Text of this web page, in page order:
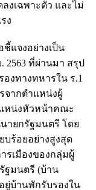
งเฉพาะตัว และไม่
ง
แจงอย่างเป็น
2563 ที่ผ่านมา สรุป
งทางทหารใน ร.1
จากตำแหน่งผู้
หน่งหัวหน้าคณะ
ายกรัฐมนตรี โดย
ร้อยอย่างสูงสุด
รเมืองของกลุ่มผู้
ฐมนตรี (บ้าน
ยู่บ้านพักรับรองใน